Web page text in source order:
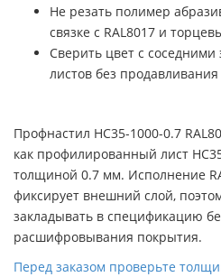
Не резать полимер
связке с RAL8017 и
Сверить цвет с
листов без
Профнастил НС35-1000-0.7
как профилированный лист
толщиной 0.7 мм. Исполнение
фиксирует внешний слой,
закладывать в спецификацию
расшифровывания покрытия.
Перед заказом проверьте